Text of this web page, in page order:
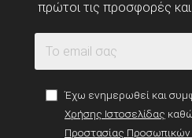
πρώτοι τις προσφορές
Έχω ενημερωθεί και
Χρήσης Ιστοσελίδας
Προστασίας